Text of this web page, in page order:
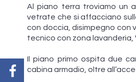
Al piano terra troviamo un
vetrate che si affacciano
con doccia, disimpegno con
tecnico con zona lavanderia,
Il piano primo ospita due
cabina armadio, oltre